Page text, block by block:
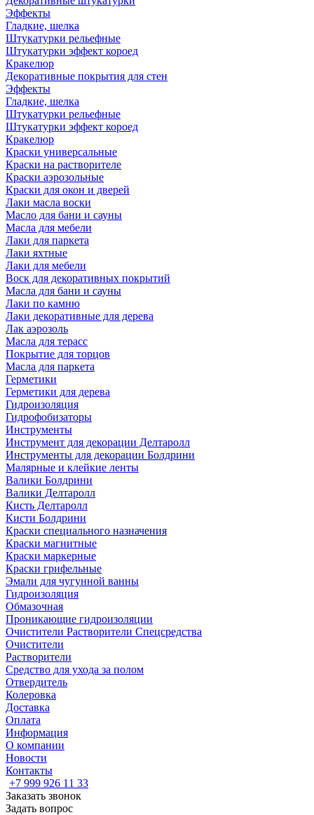
Эффекты
Гладкие, шелка
Штукатурки рельефные
Штукатурки эффект короед
Кракелюр
Декоративные покрытия для стен
Эффекты
Гладкие, шелка
Штукатурки рельефные
Штукатурки эффект короед
Кракелюр
Краски универсальные
Краски на растворителе
Краски аэрозольные
Краски для окон и дверей
Лаки масла воски
Масло для бани и сауны
Масла для мебели
Лаки для паркета
Лаки яхтные
Лаки для мебели
Воск для декоративных покрытий
Масла для бани и сауны
Лаки по камню
Лаки декоративные для дерева
Лак аэрозоль
Масла для терасс
Покрытие для торцов
Масла для паркета
Герметики
Герметики для дерева
Гидроизоляция
Гидрофобизаторы
Инструменты
Инструмент для декорации Делтаролл
Инструменты для декорации Болдрини
Малярные и клейкие ленты
Валики Болдрини
Валики Делтаролл
Кисть Делтаролл
Кисти Болдрини
Краски специального назначения
Краски магнитные
Краски маркерные
Краски грифельные
Эмали для чугунной ванны
Гидроизоляция
Обмазочная
Проникающие гидроизоляции
Очистители Растворители Спецсредства
Очистители
Растворители
Средство для ухода за полом
Отвердитель
Колеровка
Доставка
Оплата
Информация
О компании
Новости
Контакты
+7 999 926 11 33
Заказать звонок
Задать вопрос